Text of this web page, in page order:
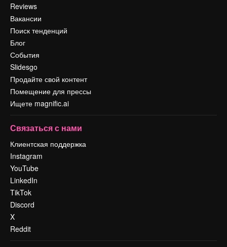
Reviews
Вакансии
Поиск тенденций
Блог
События
Slidesgo
Продайте свой контент
Помещение для прессы
Ищете magnific.ai
Связаться с нами
Клиентская поддержка
Instagram
YouTube
LinkedIn
TikTok
Discord
X
Reddit